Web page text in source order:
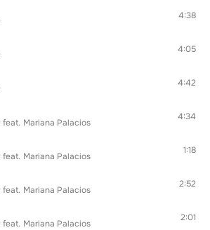
4:38
4:05
4:42
feat. Mariana Palacios
4:34
feat. Mariana Palacios
1:18
feat. Mariana Palacios
2:52
feat. Mariana Palacios
2:01